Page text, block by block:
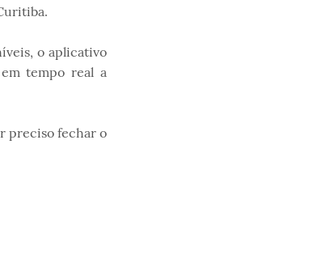
o aplicativo
tempo real a
preciso fechar o